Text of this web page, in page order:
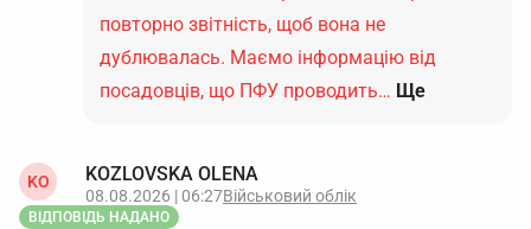
повторно звітність, щоб вона не
дублювалась. Маємо інформацію від
посадовців, що ПФУ проводить… Ще
KO KOZLOVSKA OLENA
08.08.2026 | 06:27Військовий облік
ВІДПОВІДЬ НАДАНО